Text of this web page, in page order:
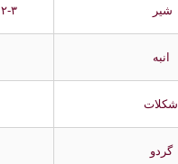
شیر ۲-۳ قاشق سوپخوری
انبه
شکلات
گردو